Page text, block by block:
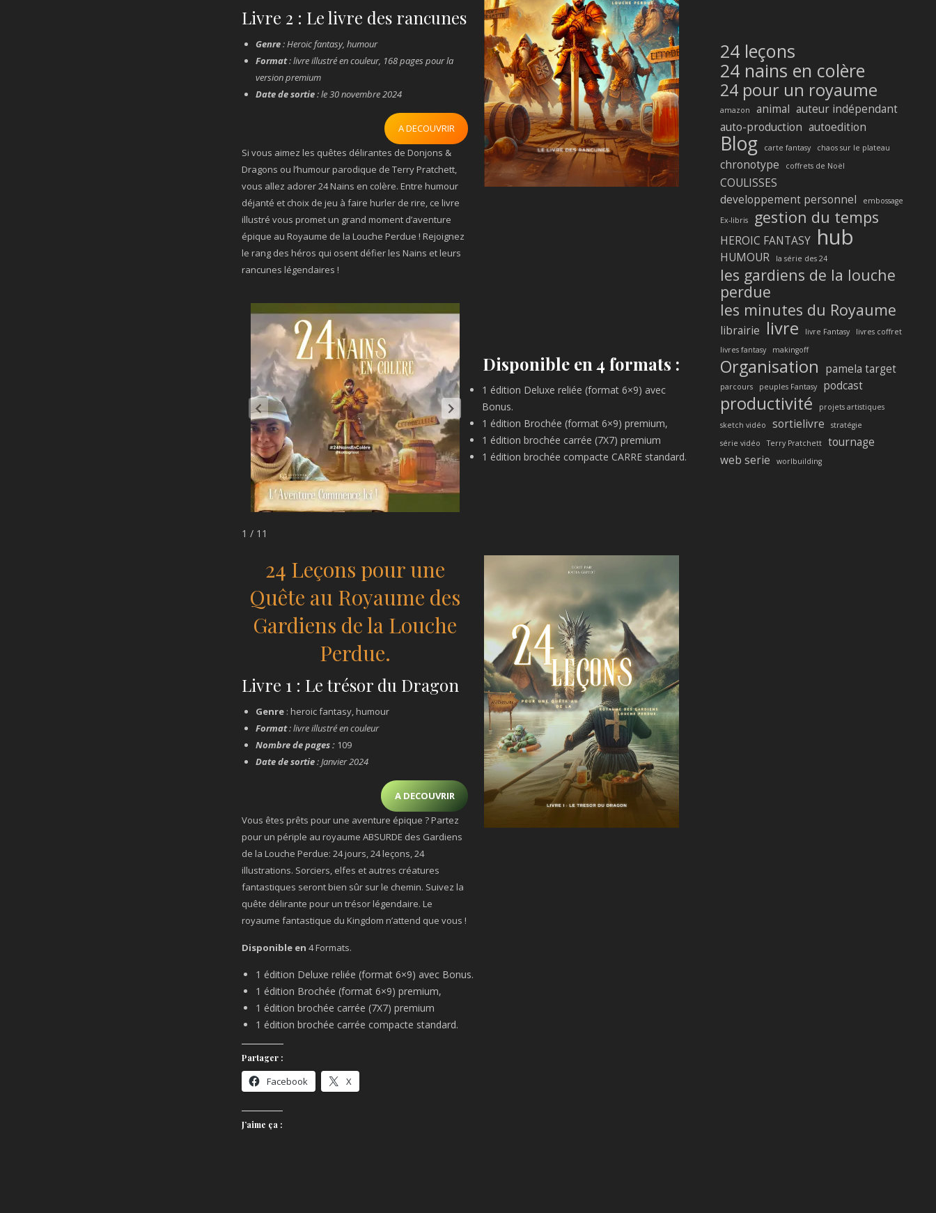
Livre 2 : Le livre des rancunes
Genre: Heroic fantasy, humour
Format: livre illustré en couleur, 168 pages pour la
version premium
Date de sortie:le 30 novembre 2024
A DECOUVRIR
Si vous aimez les quêtes délirantes de Donjons &
Dragons ou l’humour parodique de Terry Pratchett,
vous allez adorer 24 Nains en colère. Entre humour
déjanté et choix de jeu à faire hurler de rire, ce livre
illustré vous promet un grand moment d’aventure
épique au Royaume de la Louche Perdue ! Rejoignez
le rang des héros qui osent défier les Nains et leurs
rancunes légendaires !
1 / 11
Disponible en 4 formats :
1 édition Deluxe reliée (format 6×9) avec
Bonus.
1 édition Brochée (format 6×9) premium,
1 édition brochée carrée (7X7) premium
1 édition brochée compacte CARRE standard.
24 Leçons pour une
Quête au Royaume des
Gardiens de la Louche
Perdue.
Livre 1 : Le trésor du Dragon
Genre : heroic fantasy, humour
Format: livre illustré en couleur
Nombre de pages : 109
Date de sortie:Janvier 2024
A DECOUVRIR
Vous êtes prêts pour une aventure épique ? Partez
pour un périple au royaume ABSURDE des Gardiens
de la Louche Perdue: 24 jours, 24 leçons, 24
illustrations. Sorciers, elfes et autres créatures
fantastiques seront bien sûr sur le chemin. Suivez la
quête délirante pour un trésor légendaire. Le
royaume fantastique du Kingdom n’attend que vous !
Disponible en 4 Formats.
1 édition Deluxe reliée (format 6×9) avec Bonus.
1 édition Brochée (format 6×9) premium,
1 édition brochée carrée (7X7) premium
1 édition brochée carrée compacte standard.
Partager :
Facebook X
J’aime ça :
24 leçons
24 nains en colère
24 pour un royaume
amazon animal auteur indépendant
auto-production autoedition
Blog carte fantasy chaos sur le plateau
chronotype coffrets de Noël
COULISSES
developpement personnel
embossage
Ex-libris
gestion du temps
HEROIC FANTASY hub
HUMOUR la série des 24
les gardiens de la louche
perdue
les minutes du Royaume
librairie livre livre Fantasy
livres coffret
livres fantasy
makingoff
Organisation pamela target
parcours peuples Fantasy podcast
productivité
projets artistiques
sketch vidéo
sortielivre
stratégie
série vidéo
Terry Pratchett
tournage
web serie
worlbuilding